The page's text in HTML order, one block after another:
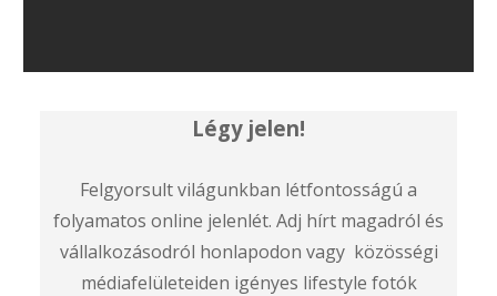
Légy jelen!
Felgyorsult világunkban létfontosságú a
folyamatos online jelenlét. Adj hírt magadról és
vállalkozásodról honlapodon vagy közösségi
médiafelületeiden igényes lifestyle fotók